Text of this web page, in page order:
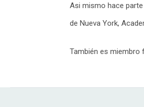
Asi mismo hace
de Nueva York,
También es miembro